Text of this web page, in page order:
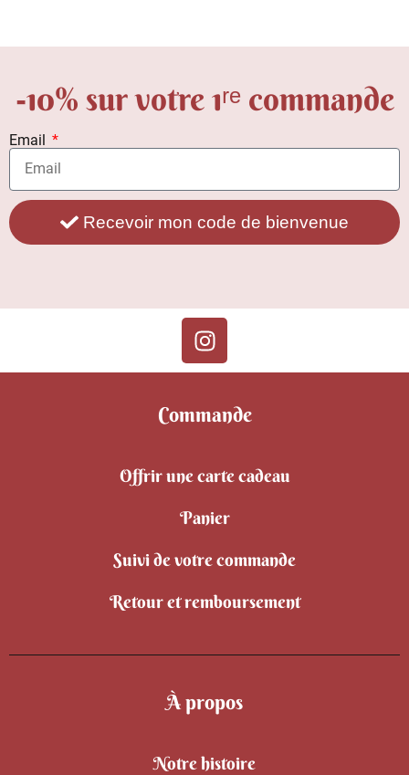
-10% sur votre 1ʳᵉ commande
Email
Recevoir mon code de bienvenue
Commande
Offrir une carte cadeau
Panier
Suivi de votre commande
Retour et remboursement
À propos
Notre histoire